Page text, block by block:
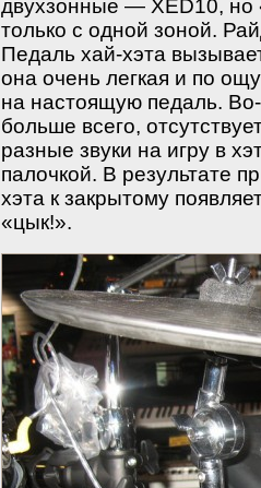
двухзонные — XED10, но
только с одной зоной.
Педаль хай-хэта
она очень легкая и по
на настоящую педаль.
больше всего,
разные звуки на игру в
палочкой. В результате
хэта к закрытому
«цык!».